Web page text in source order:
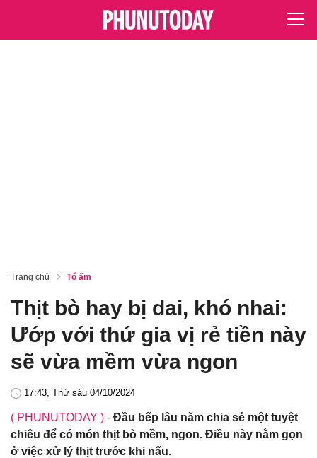
Trang chủ Tổ ấm
Thịt bò hay bị dai, khó nhai:
Ướp với thứ gia vị rẻ tiền này
sẽ vừa mềm vừa ngon
17:43, Thứ sáu 04/10/2024
( PHUNUTODAY ) - Đầu bếp lâu năm chia sẻ một tuyệt
chiêu để có món thịt bò mềm, ngon. Điều này nằm gọn
ở việc xử lý thịt trước khi nấu.